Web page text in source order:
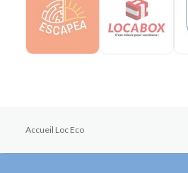
Accueil Loc Eco